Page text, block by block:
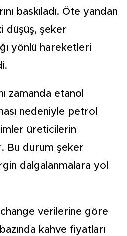
baskıladı. Öte yandan
düşüş, şeker
yönlü hareketleri
zamanda etanol
nedeniyle petrol
üreticilerin
Bu durum şeker
dalgalanmalara yol
verilerine göre
kahve fiyatları